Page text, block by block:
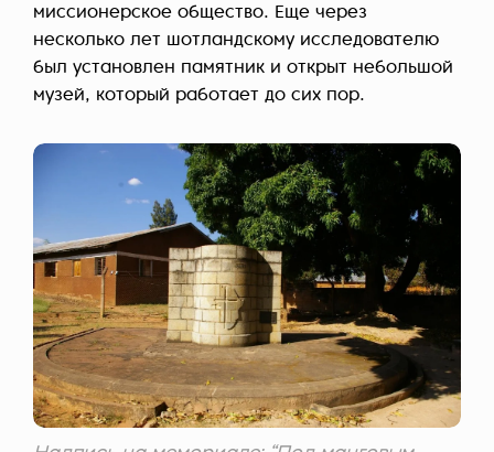
миссионерское общество. Еще через
несколько лет шотландскому исследователю
был установлен памятник и открыт небольшой
музей, который работает до сих пор.